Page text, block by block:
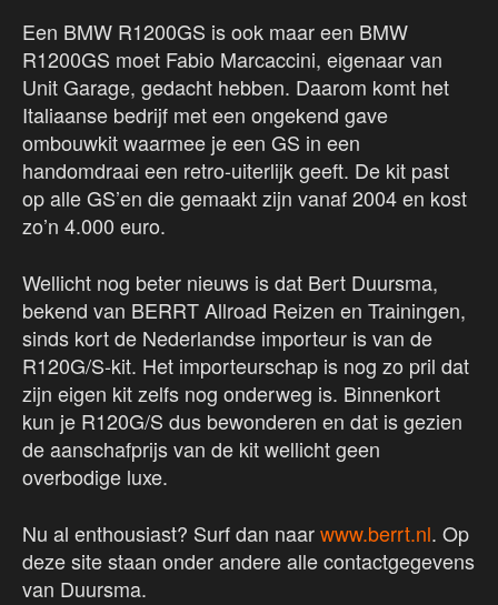
Een BMW R1200GS is ook maar een BMW
R1200GS moet Fabio Marcaccini, eigenaar van
Unit Garage, gedacht hebben. Daarom komt het
Italiaanse bedrijf met een ongekend gave
ombouwkit waarmee je een GS in een
handomdraai een retro-uiterlijk geeft. De kit past
op alle GS’en die gemaakt zijn vanaf 2004 en kost
zo’n 4.000 euro.
Wellicht nog beter nieuws is dat Bert Duursma,
bekend van BERRT Allroad Reizen en Trainingen,
sinds kort de Nederlandse importeur is van de
R120G/S-kit. Het importeurschap is nog zo pril dat
zijn eigen kit zelfs nog onderweg is. Binnenkort
kun je R120G/S dus bewonderen en dat is gezien
de aanschafprijs van de kit wellicht geen
overbodige luxe.
Nu al enthousiast? Surf dan naarwww.berrt.nl. Op
deze site staan onder andere alle contactgegevens
van Duursma.